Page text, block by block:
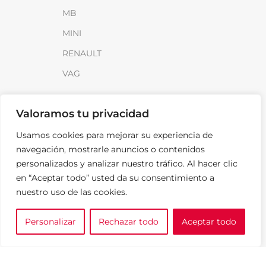
Valoramos tu privacidad
Usamos cookies para mejorar su experiencia de
navegación, mostrarle anuncios o contenidos
personalizados y analizar nuestro tráfico. Al hacer clic
en “Aceptar todo” usted da su consentimiento a
nuestro uso de las cookies.
Personalizar Rechazar todo Aceptar todo
MB
MINI
RENAULT
VAG
Distribuidores
FAQ
Contacto
Noticias
LEGAL
0